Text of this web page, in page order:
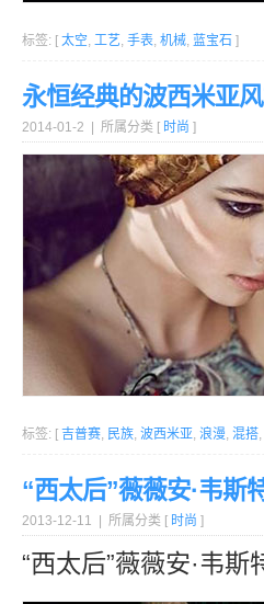
标签: [ 太空, 工艺, 手表, 机械, 蓝宝石 ]
永恒经典的波西米亚
2014-01-2 | 所属分类 [ 时尚 ]
标签: [ 吉普赛, 民族, 波西米亚, 浪漫, 混搭,
“西太后”薇薇安·韦斯
2013-12-11 | 所属分类 [ 时尚 ]
“西太后”薇薇安·韦斯